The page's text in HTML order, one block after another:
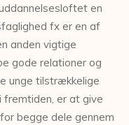
en
fx er en af
anden vigtige
gode relationer og
unge tilstrækkelige
fremtiden, er at give
begge dele gennem